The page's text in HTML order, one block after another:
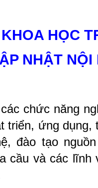
HỌC
NHẬT NỘI
chức năng
triển, ứng dụng,
đào tạo
cầu và các lĩnh